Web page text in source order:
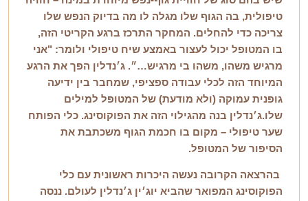
טיפולית, בה הגוף שלו מגלה לו מה בדיוק הנפש שלו
צריכה כדי להחלים. המחקר התרכז ברגע הקריטי הזה,
בו המטופל יכול לעצור באמצע שיח טיפולי ולומר: "אני
מרגיש משהו, משהו בי מרגיש…״. ג׳נדלין הפך את הרגע
המיוחד הזה לכלי עבודה ספציפי, שמחבר בין ידיעה
גופנית עמוקה (ולא מודעת) של המטופל למילים
שלו.ג׳נדלין בנה מהגילוי הזה את הפוקוסינג. כלי הפותח
שער טיפולי – מקום בו חכמת הגוף משכתבת את
הסיפור של המטופל.
בהרצאה הקרובה נעשה היכרות ראשונית עם כלי
הפוקוסינג המפואר שהביא יוג׳ין ג׳נדלין לעולם. ננסה